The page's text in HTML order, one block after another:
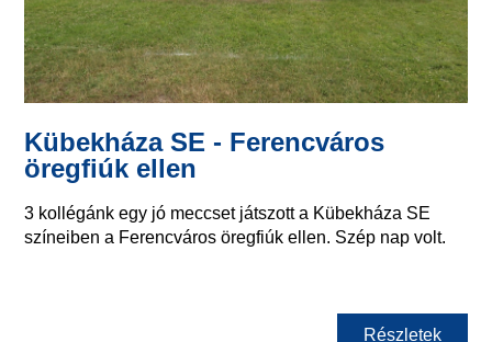
Kübekháza SE - Ferencváros
öregfiúk ellen
3 kollégánk egy jó meccset játszott a Kübekháza SE
színeiben a Ferencváros öregfiúk ellen. Szép nap volt.
Részletek